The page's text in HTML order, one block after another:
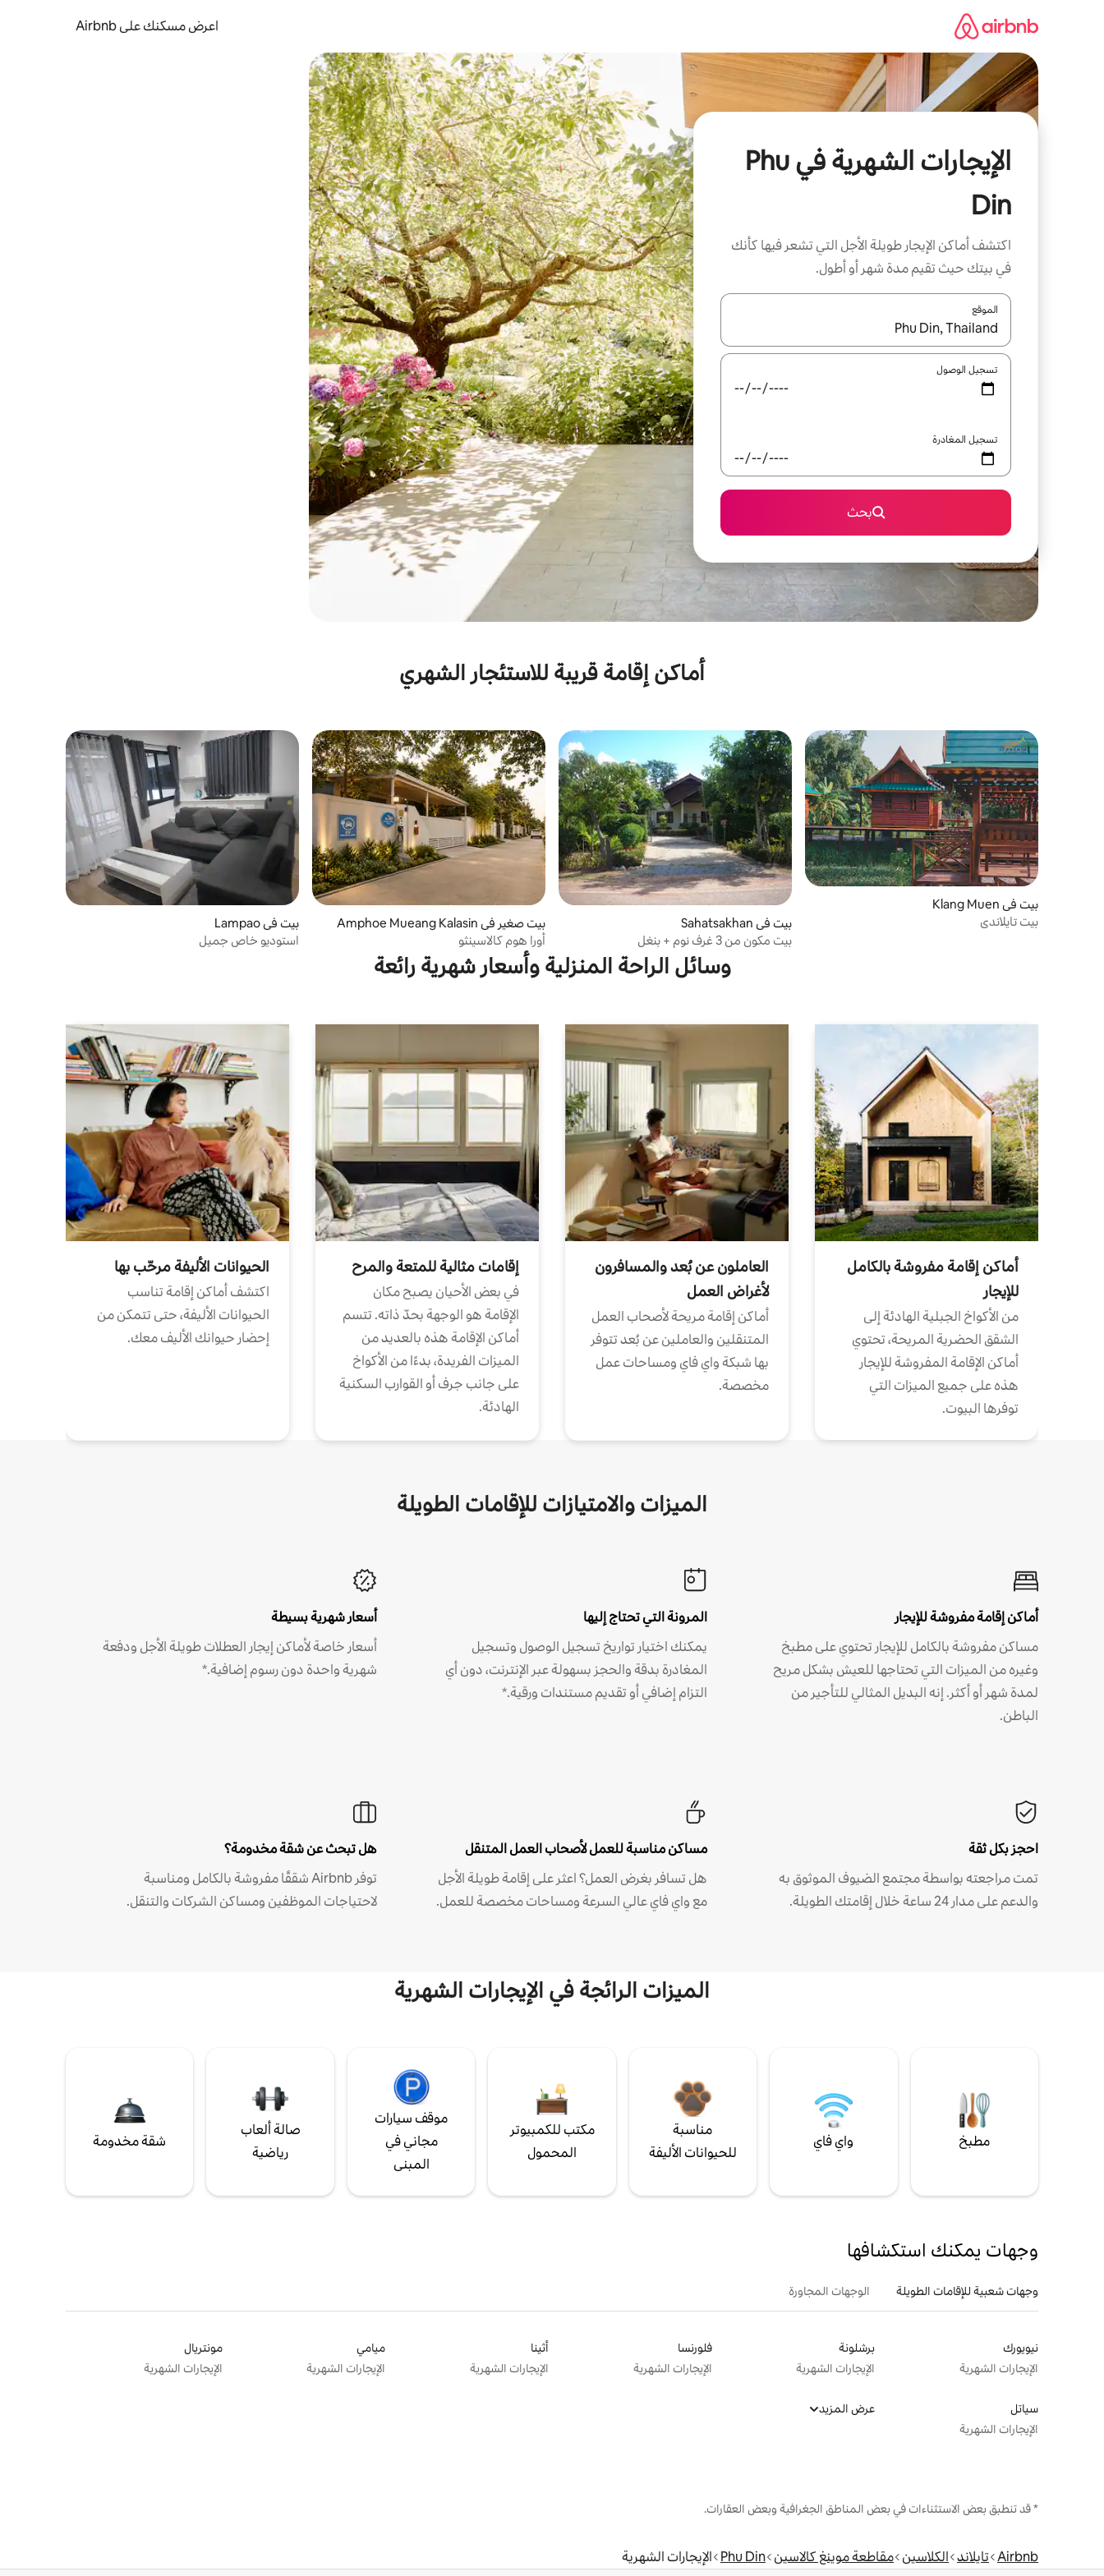
اعرض مسكنك على Airbnb
الإيجارات الشهرية في Phu
Din
اكتشف أماكن الإيجار طويلة الأجل التي تشعر فيها كأنك
في بيتك حيث تقيم مدة شهر أو أطول.
الموقع
عند توفر النتائج، انتقل باستخدام السهمين لأعلى ولأسفل أو استكشف عن طريق اللمس أو السحب.
تسجيل الوصول
تسجيل المغادرة
بحث
أماكن إقامة قريبة للاستئجار الشهري
بيت في Klang Muen
بيت تايلاندي
بيت في Sahatsakhan
بيت مكون من 3 غرف نوم + بنغل
بيت صغير في Amphoe Mueang Kalasin
أورا هوم كالاسينثو
بيت في Lampao
استوديو خاص جميل
وسائل الراحة المنزلية وأسعار شهرية رائعة
أماكن إقامة مفروشة بالكامل
للإيجار
من الأكواخ الجبلية الهادئة إلى
الشقق الحضرية المريحة، تحتوي
أماكن الإقامة المفروشة للإيجار
هذه على جميع الميزات التي
توفرها البيوت.
العاملون عن بُعد والمسافرون
لأغراض العمل
أماكن إقامة مريحة لأصحاب العمل
المتنقلين والعاملين عن بُعد تتوفر
بها شبكة واي فاي ومساحات عمل
مخصصة.
إقامات مثالية للمتعة والمرح
في بعض الأحيان يصبح مكان
الإقامة هو الوجهة بحدّ ذاته. تتسم
أماكن الإقامة هذه بالعديد من
الميزات الفريدة، بدءًا من الأكواخ
على جانب جرف أو القوارب السكنية
الهادئة.
الحيوانات الأليفة مرحّب بها
اكتشف أماكن إقامة تناسب
الحيوانات الأليفة، حتى تتمكن من
إحضار حيوانك الأليف معك.
الميزات والامتيازات للإقامات الطويلة
أماكن إقامة مفروشة للإيجار
مساكن مفروشة بالكامل للإيجار تحتوي على مطبخ
وغيره من الميزات التي تحتاجها للعيش بشكل مريح
لمدة شهر أو أكثر. إنه البديل المثالي للتأجير من
الباطن.
المرونة التي تحتاج إليها
يمكنك اختيار تواريخ تسجيل الوصول وتسجيل
المغادرة بدقة والحجز بسهولة عبر الإنترنت، دون أي
التزام إضافي أو تقديم مستندات ورقية.*
أسعار شهرية بسيطة
أسعار خاصة لأماكن إيجار العطلات طويلة الأجل ودفعة
شهرية واحدة دون رسوم إضافية.*
احجز بكل ثقة
تمت مراجعته بواسطة مجتمع الضيوف الموثوق به
والدعم على مدار 24 ساعة خلال إقامتك الطويلة.
مساكن مناسبة للعمل لأصحاب العمل المتنقل
هل تسافر بغرض العمل؟ اعثر على إقامة طويلة الأجل
مع واي فاي عالي السرعة ومساحات مخصصة للعمل.
هل تبحث عن شقة مخدومة؟
توفر Airbnb شققًا مفروشة بالكامل ومناسبة
لاحتياجات الموظفين ومساكن الشركات والتنقل.
الميزات الرائجة في الإيجارات الشهرية
مطبخ واي فاي
مناسبة
للحيوانات الأليفة
مكتب للكمبيوتر
المحمول
موقف سيارات
مجاني في
المبنى
صالة ألعاب
رياضية
شقة مخدومة
وجهات يمكنك استكشافها
وجهات شعبية للإقامات الطويلة الوجهات المجاورة
نيويورك
الإيجارات الشهرية
برشلونة
الإيجارات الشهرية
فلورنسا
الإيجارات الشهرية
أثينا
الإيجارات الشهرية
ميامي
الإيجارات الشهرية
مونتريال
الإيجارات الشهرية
سياتل
الإيجارات الشهرية
عرض المزيد
* قد تنطبق بعض الاستثناءات في بعض المناطق الجغرافية وبعض العقارات.
Airbnb تايلاند الكلاسين مقاطعة موينغ كالاسين Phu Din الإيجارات الشهرية